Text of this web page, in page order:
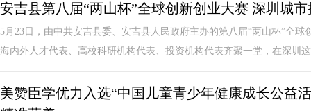
安吉县第八届“两山杯”全球创新创业大赛 深圳城
5月23日，由中共安吉县委、安吉县人民政府主办的第八届“两山杯”全
海内外人才代表、高校科研机构代表、投资机构代表齐聚一堂，在深圳
美赞臣学优力入选“中国儿童青少年健康成长公益